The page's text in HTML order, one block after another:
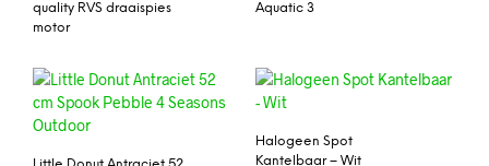
quality RVS draaispies
motor
Aquatic 3
Halogeen Spot
Kantelbaar – Wit